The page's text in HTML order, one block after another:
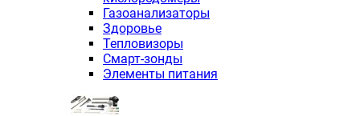
Газоанализаторы
Здоровье
Тепловизоры
Смарт-зонды
Элементы питания